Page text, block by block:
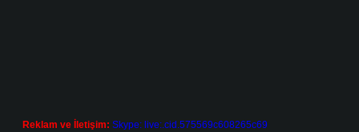
Reklam ve İletişim: Skype: live:.cid.575569c608265c69